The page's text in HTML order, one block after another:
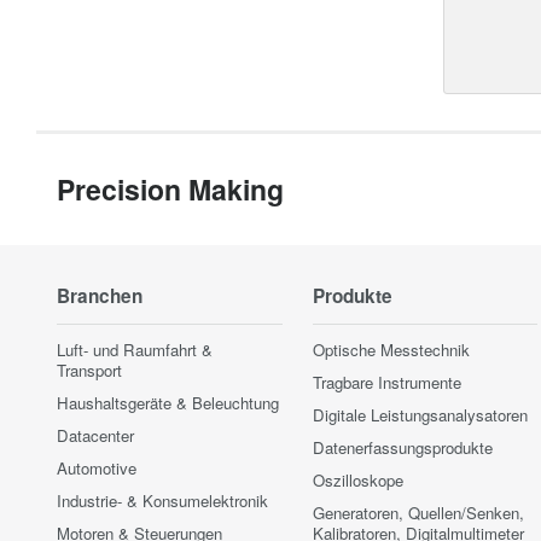
Precision Making
Branchen
Luft- und Raumfahrt &
Transport
Haushaltsgeräte & Beleuchtung
Datacenter
Automotive
Industrie- & Konsumelektronik
Motoren & Steuerungen
Produkte
Optische Messtechnik
Tragbare Instrumente
Digitale Leistungsanalysatoren
Datenerfassungsprodukte
Oszilloskope
Generatoren, Quellen/Senken,
Kalibratoren, Digitalmultimeter